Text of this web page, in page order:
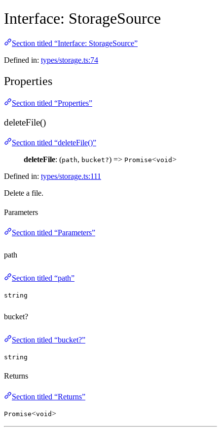
Interface: StorageSource
Section titled “Interface: StorageSource”
Defined in: types/storage.ts:74
Properties
Section titled “Properties”
deleteFile()
Section titled “deleteFile()”
deleteFile: (path, bucket?) => Promise<void>
Defined in: types/storage.ts:111
Delete a file.
Parameters
Section titled “Parameters”
path
Section titled “path”
string
bucket?
Section titled “bucket?”
string
Returns
Section titled “Returns”
Promise<void>